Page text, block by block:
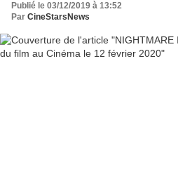
Publié le 03/12/2019 à 13:52
Par CineStarsNews